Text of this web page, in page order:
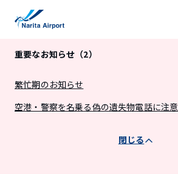
重要なお知らせ（2）
繁忙期のお知らせ
空港・警察を名乗る偽の遺失物電話に注意
閉じる